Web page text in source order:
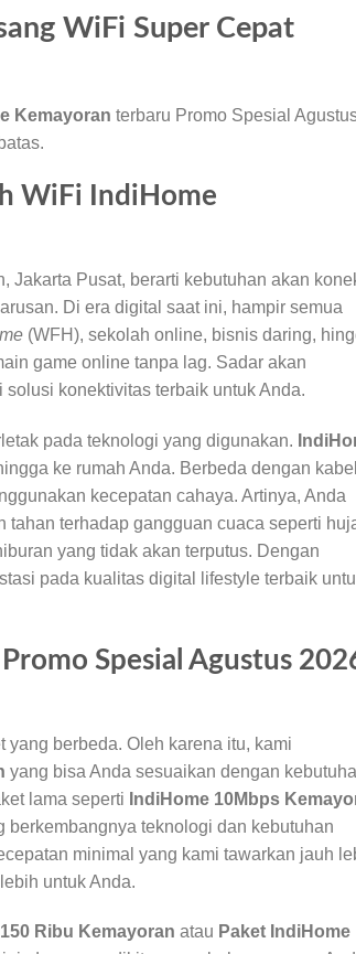
WiFi Super Cepat
Kemayoran terbaru Promo Spesial
WiFi IndiHome
Jakarta Pusat, berarti kebutuhan akan
Di era digital saat ini, hampir semua
(WFH), sekolah online, bisnis daring,
game online tanpa lag. Sadar akan
solusi konektivitas terbaik untuk Anda.
pada teknologi yang digunakan.
ke rumah Anda. Berbeda dengan
kecepatan cahaya. Artinya, Anda
terhadap gangguan cuaca seperti
yang tidak akan terputus. Dengan
pada kualitas digital lifestyle terbaik
Spesial Agustus
berbeda. Oleh karena itu, kami
yang bisa Anda sesuaikan dengan
lama seperti IndiHome 10Mbps
berkembangnya teknologi dan kebutuhan
minimal yang kami tawarkan jauh
untuk Anda.
Ribu Kemayoran atau Paket IndiHome